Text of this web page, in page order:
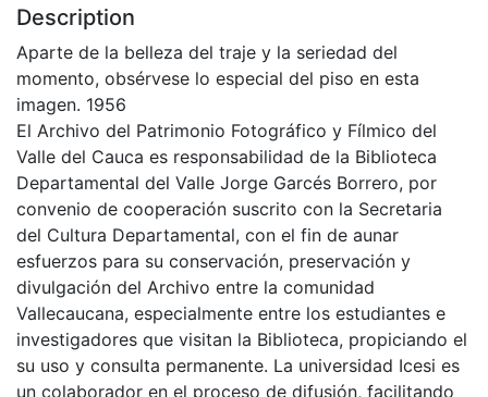
Description
Aparte de la belleza del traje y la seriedad del
momento, obsérvese lo especial del piso en esta
imagen. 1956
El Archivo del Patrimonio Fotográfico y Fílmico del
Valle del Cauca es responsabilidad de la Biblioteca
Departamental del Valle Jorge Garcés Borrero, por
convenio de cooperación suscrito con la Secretaria
del Cultura Departamental, con el fin de aunar
esfuerzos para su conservación, preservación y
divulgación del Archivo entre la comunidad
Vallecaucana, especialmente entre los estudiantes e
investigadores que visitan la Biblioteca, propiciando el
su uso y consulta permanente. La universidad Icesi es
un colaborador en el proceso de difusión, facilitando